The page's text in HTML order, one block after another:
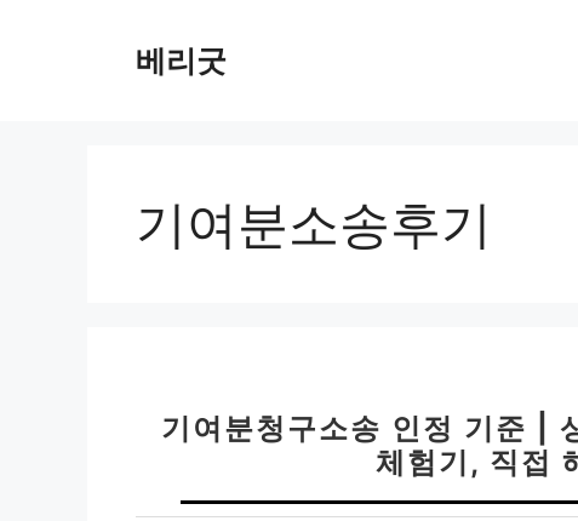
베리굿
기여분소송후기
기여분청구소송 인정 기준 |
체험기, 직접